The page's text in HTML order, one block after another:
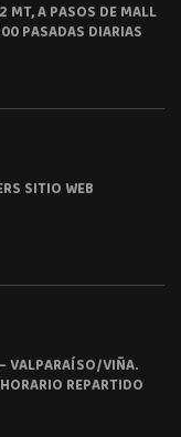
MT, A PASOS DE MALL
PASADAS DIARIAS
SITIO WEB
VALPARAÍSO/VIÑA.
REPARTIDO